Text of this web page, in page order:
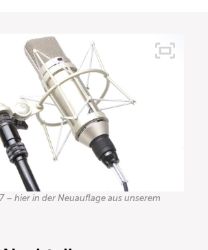
– hier in der Neuauflage aus unserem